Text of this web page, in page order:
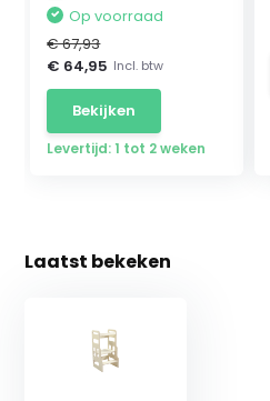
Op voorraad
€ 67,93
€ 64,95 Incl. btw
Bekijken
Levertijd: 1 tot 2 weken
Laatst bekeken